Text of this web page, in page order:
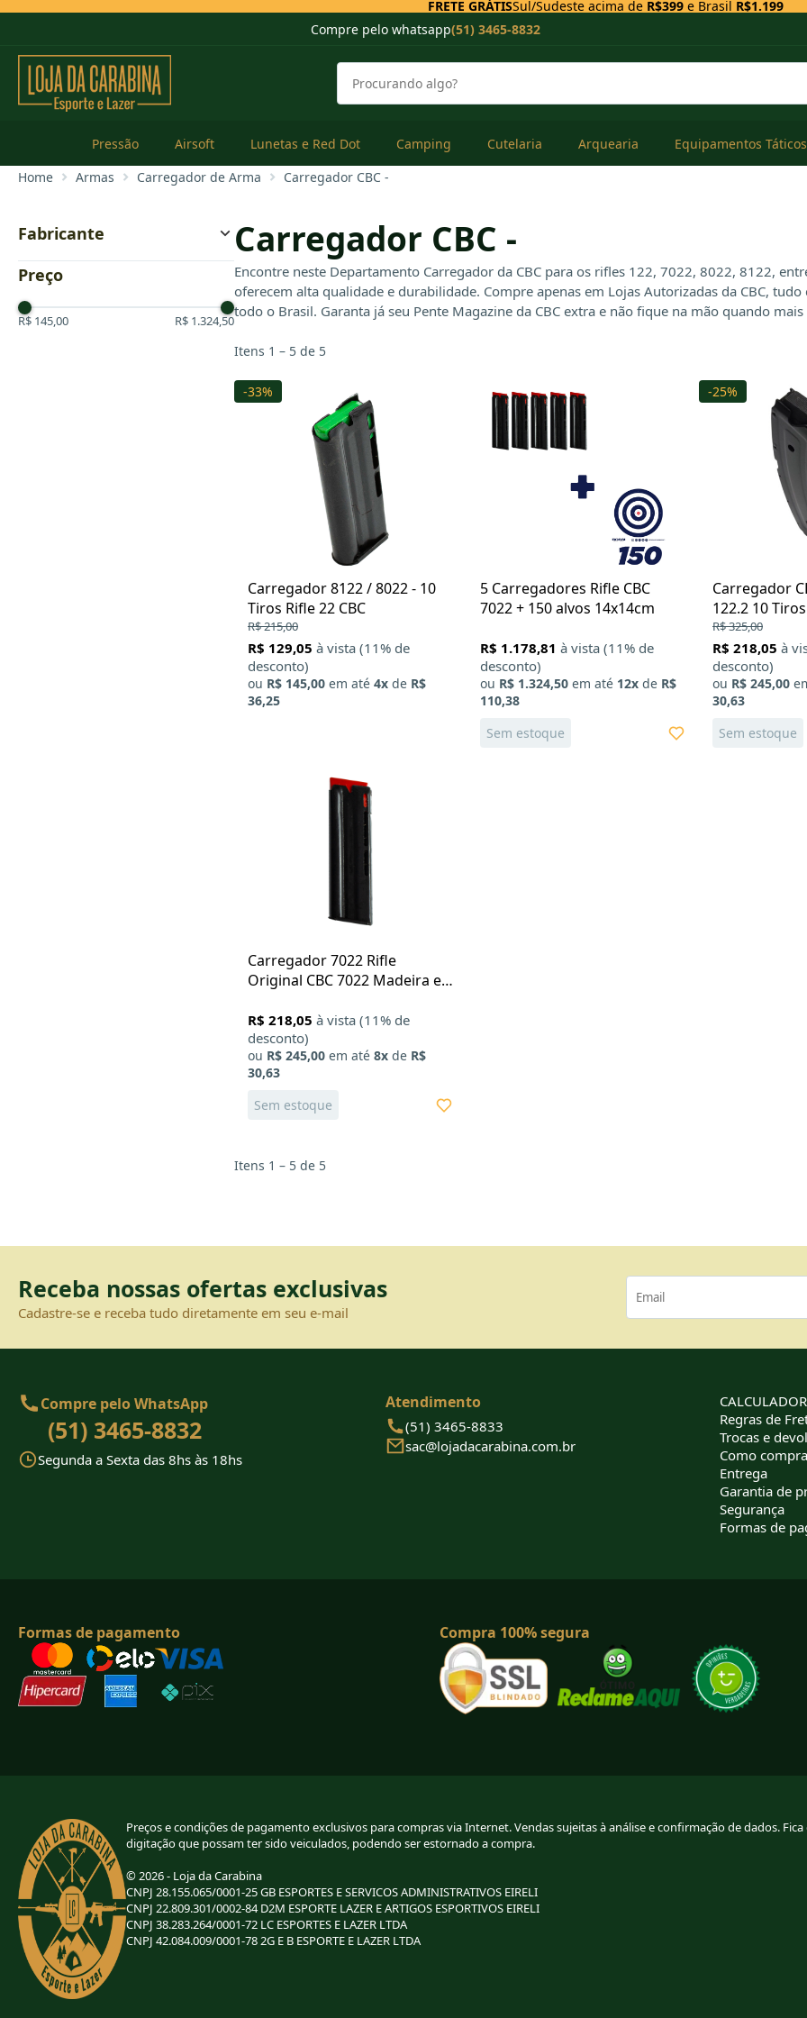
FRETE GRÁTISSul/Sudeste acima de R$399e Brasil R$1.199
Compre pelo whatsapp(51) 3465-8832
Pressão Airsoft Lunetas e Red Dot Camping Cutelaria Arquearia
Equipamentos Táticos
Home
Armas Carregador de Arma Carregador CBC -
Fabricante
CBC
Preço
R$ 145,00 R$ 1.324,50
Carregador CBC -
Encontre neste Departamento Carregador da CBC para os rifles 122, 7022, 8022, 8122,
oferecem alta qualidade e durabilidade. Compre apenas em Lojas Autorizadas da CBC,
todo o Brasil. Garanta já seu Pente Magazine da CBC extra e não fique na mão quando
Itens 1 – 5 de 5
-33%
Carregador 8122 / 8022 - 10
Tiros Rifle 22 CBC
R$ 215,00
R$ 129,05 à vista (11% de
desconto)
ou R$ 145,00 em até 4x de R$
36,25
5 Carregadores Rifle CBC
7022 + 150 alvos 14x14cm
R$ 1.178,81 à vista (11% de
desconto)
ou R$ 1.324,50 em até 12x de R$
110,38
Sem estoque
-25%
Carregador
122.2 10
R$ 325,00
R$ 218,05 à
desconto)
ou R$ 245,00
30,63
Sem estoque
Carregador 7022 Rifle
Original CBC 7022 Madeira e
R$ 218,05 à vista (11% de
desconto)
ou R$ 245,00 em até 8x de R$
30,63
Sem estoque
Itens 1 – 5 de 5
Receba nossas ofertas exclusivas
Cadastre-se e receba tudo diretamente em seu e-mail
Compre pelo WhatsApp
(51) 3465-8832
Segunda a Sexta das 8hs às 18hs
Atendimento
(51) 3465-8833
sac@lojadacarabina.com.br
Regras de
Trocas e
Como
Entrega
Garantia de
Segurança
Formas de
Formas de pagamento Compra 100% segura
Preços e condições de pagamento exclusivos para compras via Internet. Vendas sujeitas à análise e confirmação de dados.
digitação que possam ter sido veiculados, podendo ser estornado a compra.
© 2026 - Loja da Carabina
CNPJ 28.155.065/0001-25 GB ESPORTES E SERVICOS ADMINISTRATIVOS EIRELI
CNPJ 22.809.301/0002-84 D2M ESPORTE LAZER E ARTIGOS ESPORTIVOS EIRELI
CNPJ 38.283.264/0001-72 LC ESPORTES E LAZER LTDA
CNPJ 42.084.009/0001-78 2G E B ESPORTE E LAZER LTDA